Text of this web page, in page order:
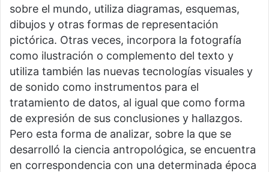
sobre el mundo, utiliza diagramas, esquemas,
dibujos y otras formas de representación
pictórica. Otras veces, incorpora la fotografía
como ilustración o complemento del texto y
utiliza también las nuevas tecnologías visuales y
de sonido como instrumentos para el
tratamiento de datos, al igual que como forma
de expresión de sus conclusiones y hallazgos.
Pero esta forma de analizar, sobre la que se
desarrolló la ciencia antropológica, se encuentra
en correspondencia con una determinada época